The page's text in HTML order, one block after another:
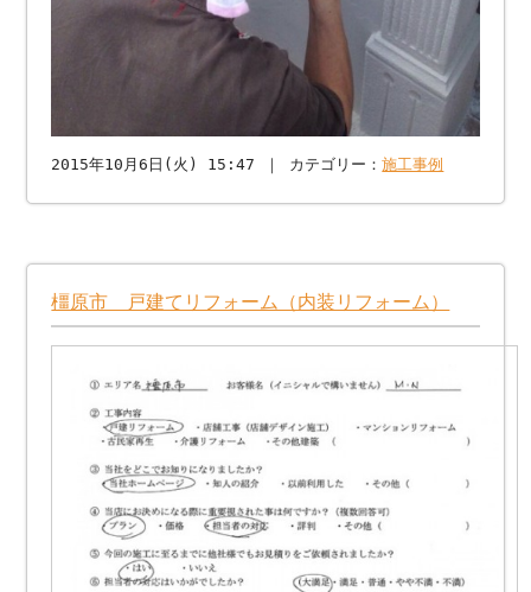
2015年10月6日(火) 15:47 ｜ カテゴリー：施工事例
橿原市 戸建てリフォーム（内装リフォーム）